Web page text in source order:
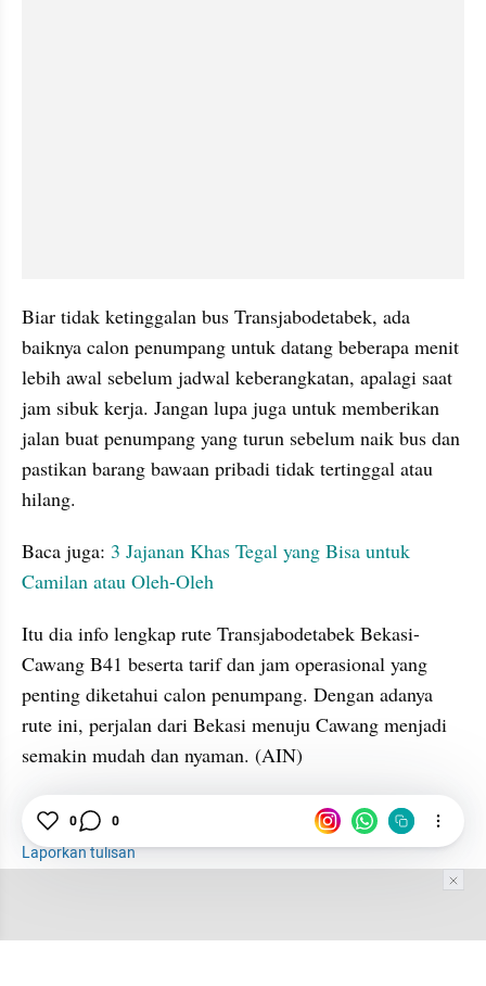
Biar tidak ketinggalan bus Transjabodetabek, ada
baiknya calon penumpang untuk datang beberapa menit
lebih awal sebelum jadwal keberangkatan, apalagi saat
jam sibuk kerja. Jangan lupa juga untuk memberikan
jalan buat penumpang yang turun sebelum naik bus dan
pastikan barang bawaan pribadi tidak tertinggal atau
hilang.
Baca juga: 3 Jajanan Khas Tegal yang Bisa untuk
Camilan atau Oleh-Oleh
Itu dia info lengkap rute Transjabodetabek Bekasi-
Cawang B41 beserta tarif dan jam operasional yang
penting diketahui calon penumpang. Dengan adanya
rute ini, perjalan dari Bekasi menuju Cawang menjadi
semakin mudah dan nyaman. (AIN)
Transjabodetabek
Jakarta
Laporkan tulisan
0 0